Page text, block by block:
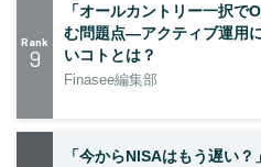
Rank
9
「オールカントリー一択で
む問題点―アクティブ運用
いコトとは？
Finasee編集部
「今からNISAはもう遅い